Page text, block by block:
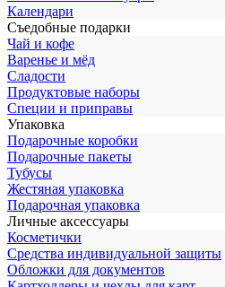
Календари
Съедобные подарки
Чай и кофе
Варенье и мёд
Сладости
Продуктовые наборы
Специи и приправы
Упаковка
Подарочные коробки
Подарочные пакеты
Тубусы
Жестяная упаковка
Подарочная упаковка
Личные аксессуары
Косметички
Средства индивидуальной защиты
Обложки для документов